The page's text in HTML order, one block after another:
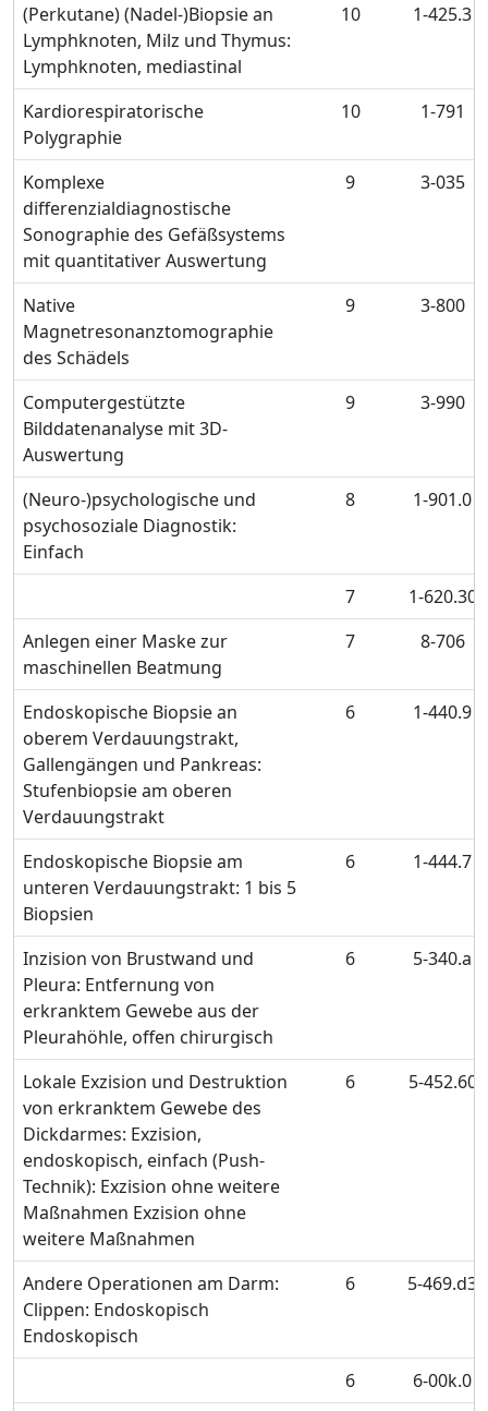
(Perkutane) (Nadel-)Biopsie an
Lymphknoten, Milz und Thymus:
Lymphknoten, mediastinal
10 1-425.3
Kardiorespiratorische
Polygraphie
10 1-791
Komplexe
differenzialdiagnostische
Sonographie des Gefäßsystems
mit quantitativer Auswertung
9 3-035
Native
Magnetresonanztomographie
des Schädels
9 3-800
Computergestützte
Bilddatenanalyse mit 3D-
Auswertung
9 3-990
(Neuro-)psychologische und
psychosoziale Diagnostik:
Einfach
8 1-901.0
7
1-620.30
Anlegen einer Maske zur
maschinellen Beatmung
7 8-706
Endoskopische Biopsie an
oberem Verdauungstrakt,
Gallengängen und Pankreas:
Stufenbiopsie am oberen
Verdauungstrakt
6 1-440.9
Endoskopische Biopsie am
unteren Verdauungstrakt: 1 bis 5
Biopsien
6 1-444.7
Inzision von Brustwand und
Pleura: Entfernung von
erkranktem Gewebe aus der
Pleurahöhle, offen chirurgisch
6 5-340.a
Lokale Exzision und Destruktion
von erkranktem Gewebe des
Dickdarmes: Exzision,
endoskopisch, einfach (Push-
Technik): Exzision ohne weitere
Maßnahmen Exzision ohne
weitere Maßnahmen
6 5-452.60
Andere Operationen am Darm:
Clippen: Endoskopisch
Endoskopisch
6 5-469.d3
6
6-00k.0